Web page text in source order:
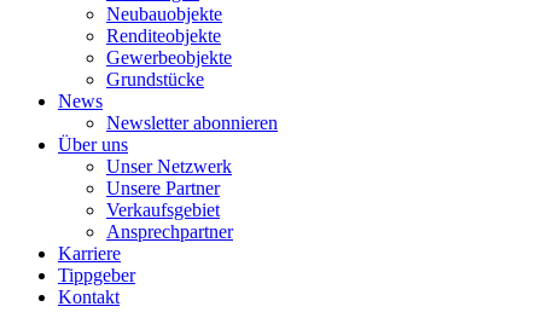
Neubauobjekte
Renditeobjekte
Gewerbeobjekte
Grundstücke
News
Newsletter abonnieren
Über uns
Unser Netzwerk
Unsere Partner
Verkaufsgebiet
Ansprechpartner
Karriere
Tippgeber
Kontakt